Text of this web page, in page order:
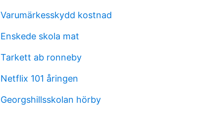
Varumärkesskydd kostnad
Enskede skola mat
Tarkett ab ronneby
Netflix 101 åringen
Georgshillsskolan hörby